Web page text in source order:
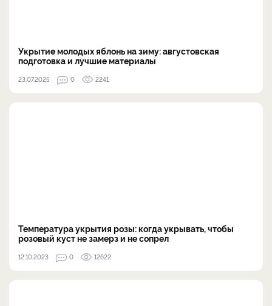
Укрытие молодых яблонь на зиму: августовская
подготовка и лучшие материалы
23.07.2025 0 2241
Температура укрытия розы: когда укрывать, чтобы
розовый куст не замерз и не сопрел
12.10.2023 0 12622